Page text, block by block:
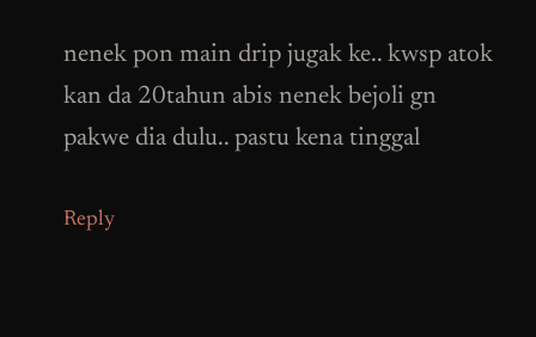
nenek pon main drip jugak ke.. kwsp atok
kan da 20tahun abis nenek bejoli gn
pakwe dia dulu.. pastu kena tinggal
Reply